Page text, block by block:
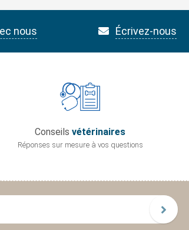
nous Écrivez-nous
Conseils vétérinaires
Réponses sur mesure à vos questions